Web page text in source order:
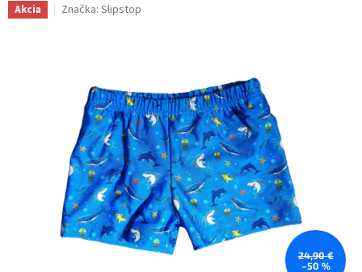
Akcia Značka: Slipstop
24,90 €
–50 %